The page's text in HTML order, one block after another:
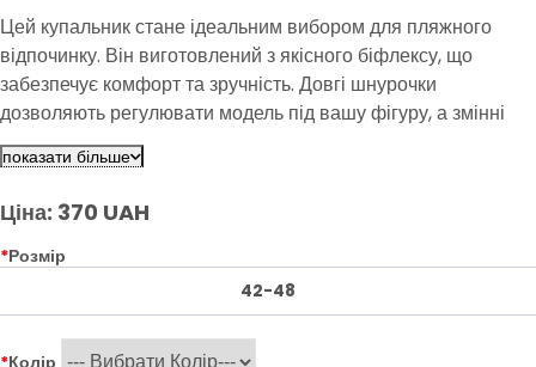
Цей купальник стане ідеальним вибором для пляжного
відпочинку. Він виготовлений з якісного біфлексу, що
забезпечує комфорт та зручність. Довгі шнурочки
дозволяють регулювати модель під вашу фігуру, а змінні
чашечки додають практичності. Обирайте з різноманіття
кольорів та насолоджуйтеся відпочинком.
показати більше
Ціна: 370 UAH
*Розмір
42-48